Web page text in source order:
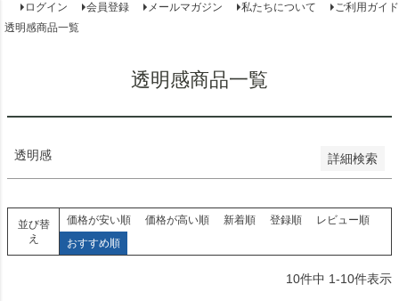
ログイン 会員登録 メールマガジン 私たちについて
ご利用ガイド
透明感商品一覧
透明感商品一覧
透明感 詳細検索
価格が安い順
価格が高い順
キーワードヒット順
検索
並び替
え
価格が安い順 価格が高い順 新着順 登録順
レビュー順
おすすめ順
10件中 1-10件表示